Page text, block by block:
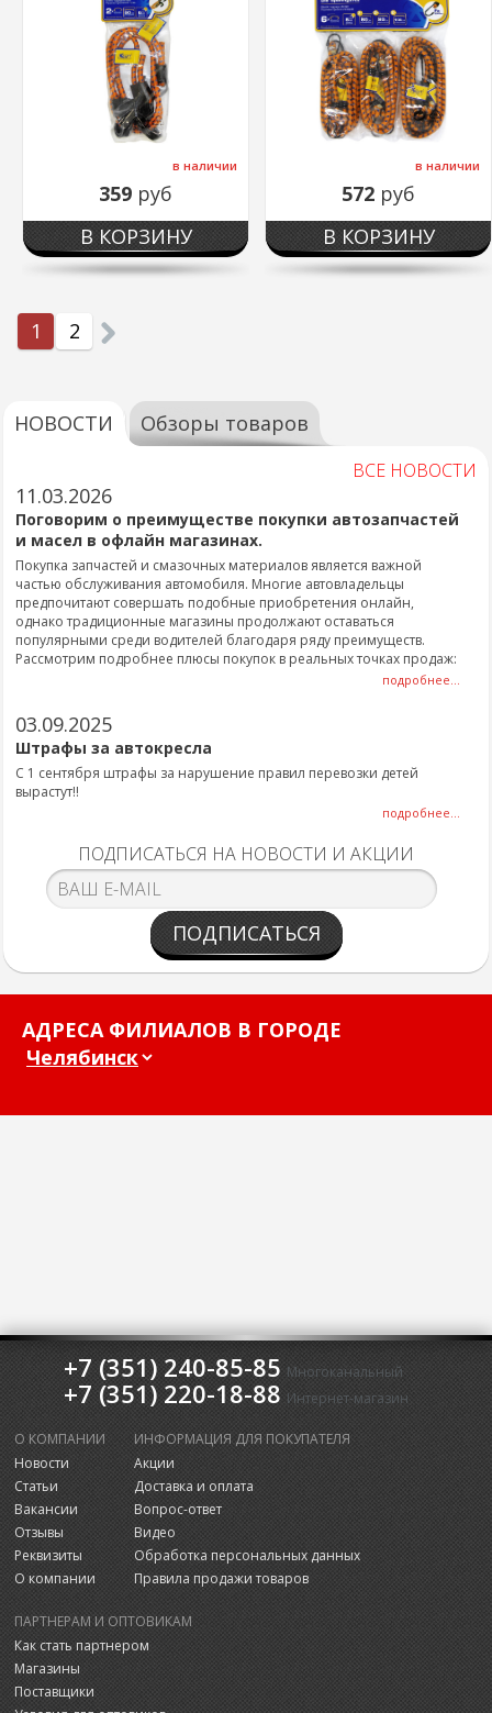
в наличии
359 руб
В КОРЗИНУ
в наличии
572 руб
В КОРЗИНУ
1 2
НОВОСТИ Обзоры товаров
ВСЕ НОВОСТИ
11.03.2026
Поговорим о преимуществе покупки автозапчастей
и масел в офлайн магазинах.
Покупка запчастей и смазочных материалов является важной
частью обслуживания автомобиля. Многие автовладельцы
предпочитают совершать подобные приобретения онлайн,
однако традиционные магазины продолжают оставаться
популярными среди водителей благодаря ряду преимуществ.
Рассмотрим подробнее плюсы покупок в реальных точках продаж:
подробнее...
03.09.2025
Штрафы за автокресла
С 1 сентября штрафы за нарушение правил перевозки детей
вырастут!!
подробнее...
ПОДПИСАТЬСЯ НА НОВОСТИ И АКЦИИ
ПОДПИСАТЬСЯ
АДРЕСА ФИЛИАЛОВ В ГОРОДЕ
+7 (351) 240-85-85 Многоканальный
+7 (351) 220-18-88 Интернет-магазин
О КОМПАНИИ
Новости
Статьи
Вакансии
Отзывы
Реквизиты
О компании
ИНФОРМАЦИЯ ДЛЯ ПОКУПАТЕЛЯ
Акции
Доставка и оплата
Вопрос-ответ
Видео
Обработка персональных данных
Правила продажи товаров
ПАРТНЕРАМ И ОПТОВИКАМ
Как стать партнером
Магазины
Поставщики